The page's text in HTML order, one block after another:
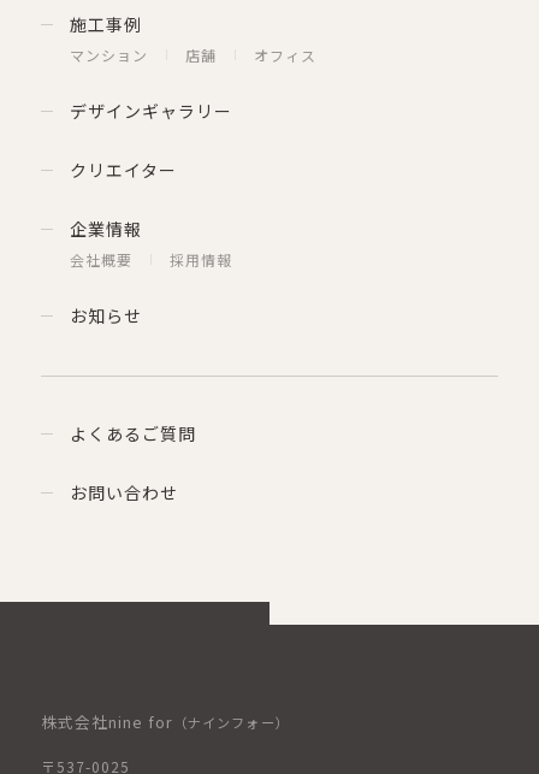
施工事例
マンション 店舗 オフィス
デザインギャラリー
クリエイター
企業情報
会社概要 採用情報
お知らせ
よくあるご質問
お問い合わせ
株式会社nine for （ナインフォー）
〒537-0025